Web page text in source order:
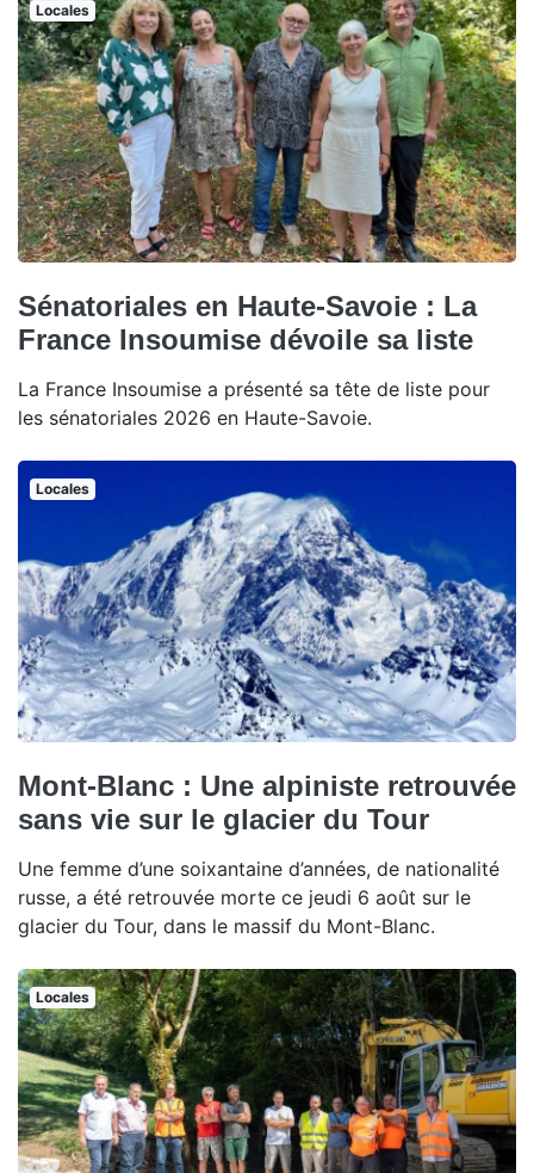
Locales
Sénatoriales en Haute-Savoie : La
France Insoumise dévoile sa liste
La France Insoumise a présenté sa tête de liste pour
les sénatoriales 2026 en Haute-Savoie.
Locales
Mont-Blanc : Une alpiniste retrouvée
sans vie sur le glacier du Tour
Une femme d’une soixantaine d’années, de nationalité
russe, a été retrouvée morte ce jeudi 6 août sur le
glacier du Tour, dans le massif du Mont-Blanc.
Locales